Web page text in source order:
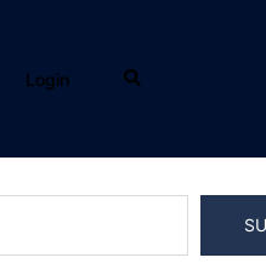
Login Suche